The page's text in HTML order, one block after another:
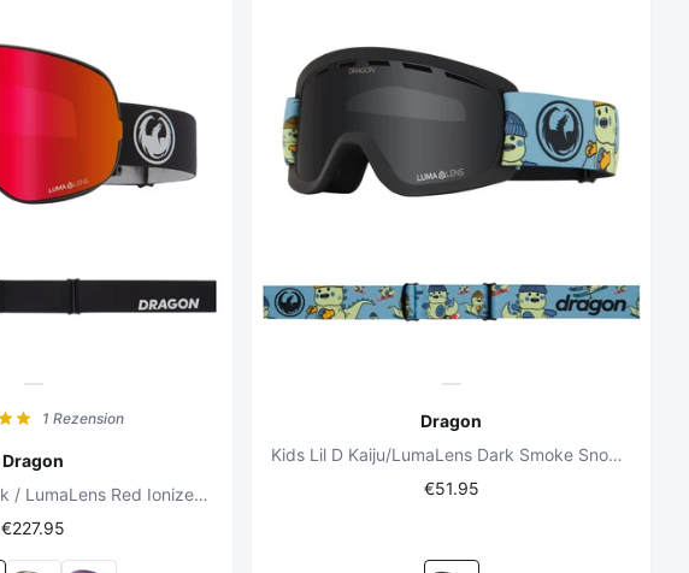
1 Rezension
Dragon
X2S Nouveau Black / LumaLens Red Ionized + LumaLens Light Rose Snowboard Goggles
€227.95
Dragon
Kids Lil D Kaiju/LumaLens Dark Smoke Snowboard Goggles
€51.95